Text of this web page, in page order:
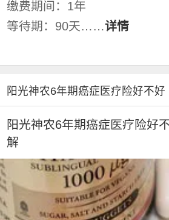
缴费期间：1年
等待期：90天……详情
阳光神农6年期癌症医疗险好不好
阳光神农6年期癌症医疗险好
解